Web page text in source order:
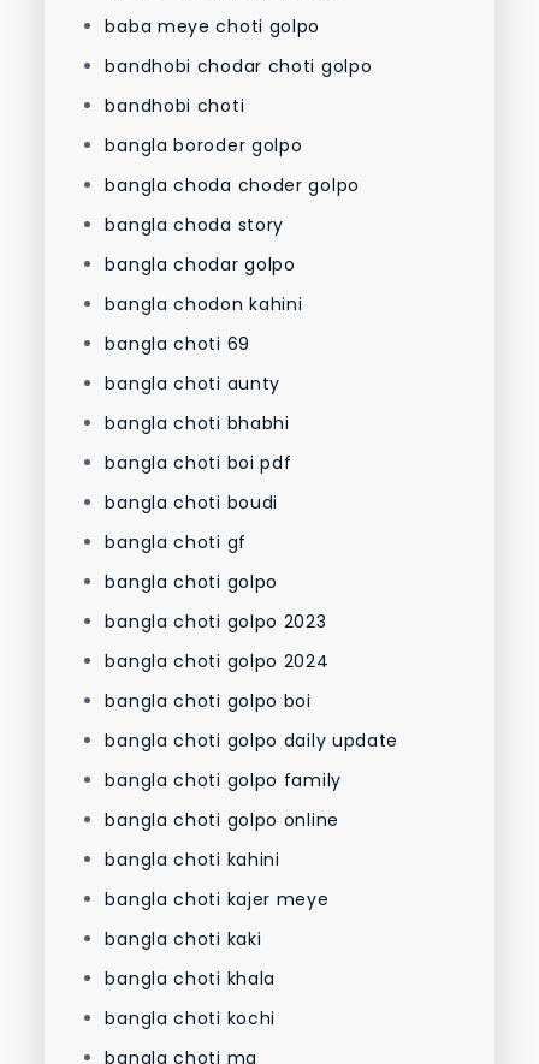
baba meye choti golpo
bandhobi chodar choti golpo
bandhobi choti
bangla boroder golpo
bangla choda choder golpo
bangla choda story
bangla chodar golpo
bangla chodon kahini
bangla choti 69
bangla choti aunty
bangla choti bhabhi
bangla choti boi pdf
bangla choti boudi
bangla choti gf
bangla choti golpo
bangla choti golpo 2023
bangla choti golpo 2024
bangla choti golpo boi
bangla choti golpo daily update
bangla choti golpo family
bangla choti golpo online
bangla choti kahini
bangla choti kajer meye
bangla choti kaki
bangla choti khala
bangla choti kochi
bangla choti ma